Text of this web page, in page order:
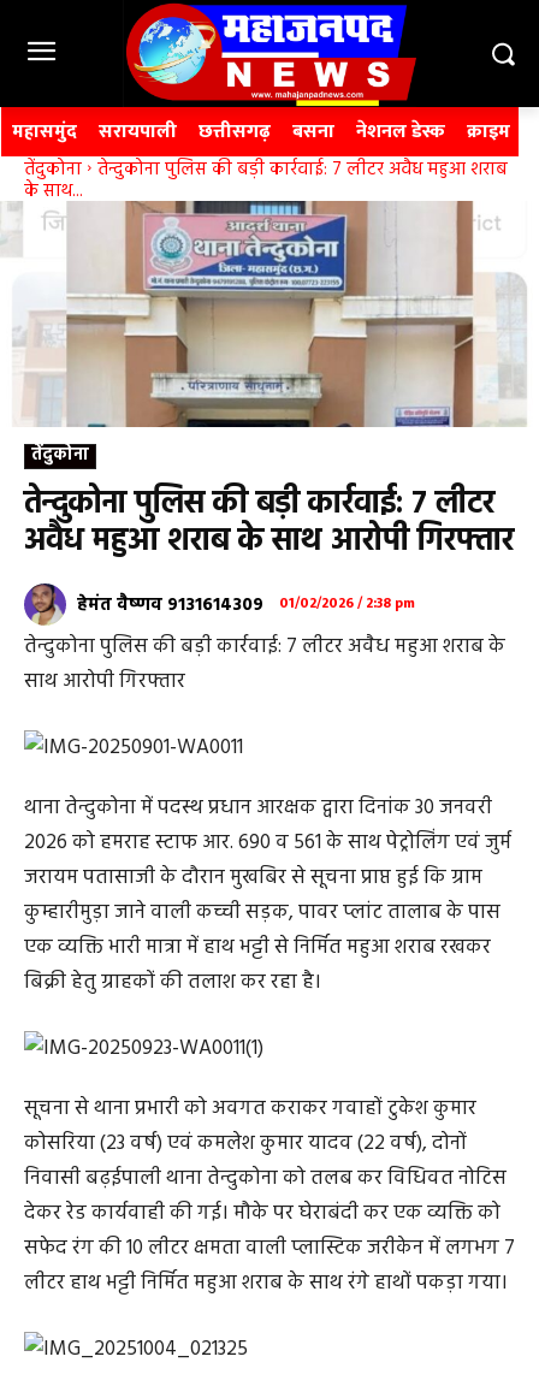
महासमुंद सरायपाली छत्तीसगढ़ बसना नेशनल डेस्क क्राइम
तेंदुकोना तेन्दुकोना पुलिस की बड़ी कार्रवाई: 7 लीटर अवैध महुआ शराब
के साथ...
तेंदुकोना
तेन्दुकोना पुलिस की बड़ी कार्रवाई: 7 लीटर
अवैध महुआ शराब के साथ आरोपी गिरफ्तार
हेमंत वैष्णव 9131614309 01/02/2026 / 2:38 pm
तेन्दुकोना पुलिस की बड़ी कार्रवाई: 7 लीटर अवैध महुआ शराब के
साथ आरोपी गिरफ्तार
थाना तेन्दुकोना में पदस्थ प्रधान आरक्षक द्वारा दिनांक 30 जनवरी
2026 को हमराह स्टाफ आर. 690 व 561 के साथ पेट्रोलिंग एवं जुर्म
जरायम पतासाजी के दौरान मुखबिर से सूचना प्राप्त हुई कि ग्राम
कुम्हारीमुड़ा जाने वाली कच्ची सड़क, पावर प्लांट तालाब के पास
एक व्यक्ति भारी मात्रा में हाथ भट्टी से निर्मित महुआ शराब रखकर
बिक्री हेतु ग्राहकों की तलाश कर रहा है।
सूचना से थाना प्रभारी को अवगत कराकर गवाहों टुकेश कुमार
कोसरिया (23 वर्ष) एवं कमलेश कुमार यादव (22 वर्ष), दोनों
निवासी बढ़ईपाली थाना तेन्दुकोना को तलब कर विधिवत नोटिस
देकर रेड कार्यवाही की गई। मौके पर घेराबंदी कर एक व्यक्ति को
सफेद रंग की 10 लीटर क्षमता वाली प्लास्टिक जरीकेन में लगभग 7
लीटर हाथ भट्टी निर्मित महुआ शराब के साथ रंगे हाथों पकड़ा गया।